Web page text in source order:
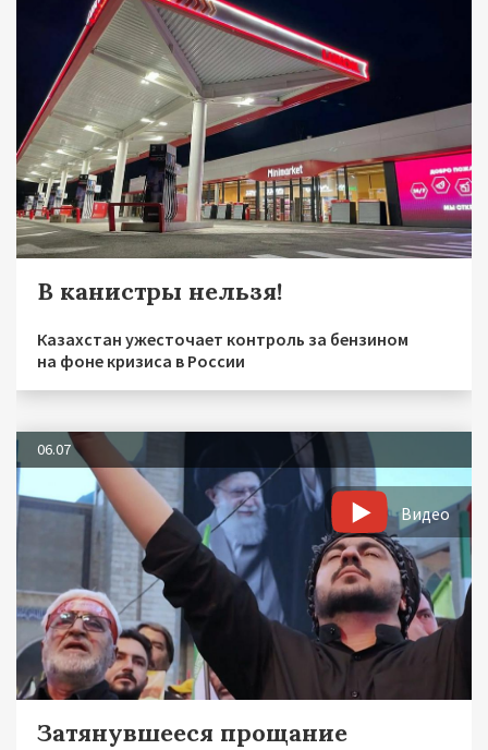
В канистры нельзя!
Казахстан ужесточает контроль за бензином
на фоне кризиса в России
06.07
Видео
Затянувшееся прощание